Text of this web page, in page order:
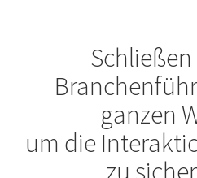
Schließen
ganzen
um die
zu